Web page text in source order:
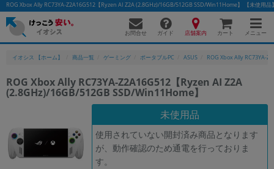
ROG Xbox Ally RC73YA-Z2A16G512【Ryzen AI Z2A (2.8GHz)/16GB/512GB SSD/Win11Home】 【未使用
お問合せ ガイド 店舗案内 カート メニュー
イオシス 【ホーム】 商品一覧 ゲーミング ポータブルPC ASUS ROG Xbox Ally RC73YA-
ROG Xbox Ally RC73YA-Z2A16G512【Ryzen AI Z2A
(2.8GHz)/16GB/512GB SSD/Win11Home】
未使用品
使用されていない開封済み商品となります
が、動作確認のため通電を行っておりま
す。